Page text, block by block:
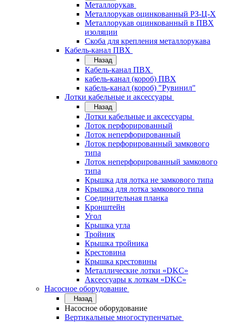
Металлорукав
Металлорукав оцинкованный РЗ-Ц-Х
Металлорукав оцинкованный в ПВХ
изоляции
Скоба для крепления металлорукава
Кабель-канал ПВХ
Назад
Кабель-канал ПВХ
кабель-канал (короб) ПВХ
кабель-канал (короб) "Рувинил"
Лотки кабельные и аксессуары
Назад
Лотки кабельные и аксессуары
Лоток перфорированный
Лоток неперфорированный
Лоток перфорированный замкового
типа
Лоток неперфорированный замкового
типа
Крышка для лотка не замкового типа
Крышка для лотка замкового типа
Соединительная планка
Кронштейн
Угол
Крышка угла
Тройник
Крышка тройника
Крестовина
Крышка крестовины
Металлические лотки «DKC»
Аксессуары к лоткам «DKC»
Насосное оборудование
Назад
Насосное оборудование
Вертикальные многоступенчатые